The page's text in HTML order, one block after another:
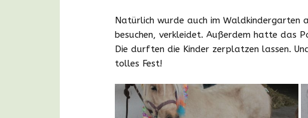
Natürlich wurde auch im Waldkindergarten
besuchen, verkleidet. Außerdem hatte das
Die durften die Kinder zerplatzen lassen.
tolles Fest!